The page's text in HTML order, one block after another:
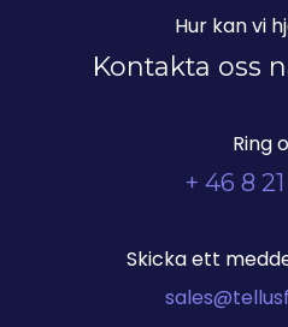
Hur kan vi
Kontakta oss
Ring
+ 46 8
Skicka ett